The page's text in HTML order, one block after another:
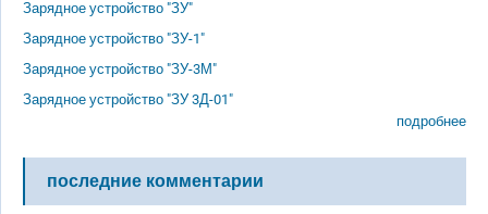
Зарядное устройство "ЗУ"
Зарядное устройство "ЗУ-1"
Зарядное устройство "ЗУ-3М"
Зарядное устройство "ЗУ 3Д-01"
подробнее
последние комментарии